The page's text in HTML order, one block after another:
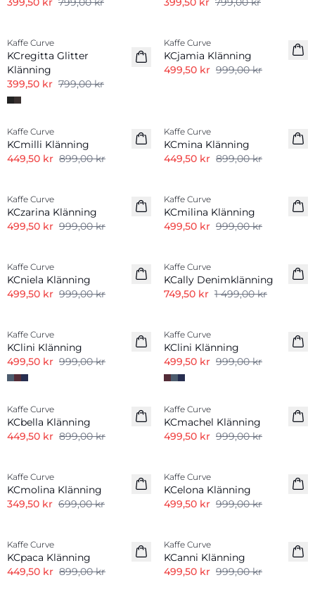
Kaffe Curve
KCregitta Glitter
Klänning
399,50 kr 799,00 kr
Kaffe Curve
KCjamia Klänning
499,50 kr 999,00 kr
-50%
Kaffe Curve
KCmilli Klänning
449,50 kr 899,00 kr
Kaffe Curve
KCmina Klänning
449,50 kr 899,00 kr
Kaffe Curve
KCzarina Klänning
499,50 kr 999,00 kr
Kaffe Curve
KCmilina Klänning
499,50 kr 999,00 kr
Kaffe Curve
KCniela Klänning
499,50 kr 999,00 kr
Kaffe Curve
KCally Denimklänning
749,50 kr 1 499,00 kr
Kaffe Curve
KClini Klänning
499,50 kr 999,00 kr
Kaffe Curve
KClini Klänning
499,50 kr 999,00 kr
-50%
Kaffe Curve
KCbella Klänning
449,50 kr 899,00 kr
-50%
Kaffe Curve
KCmachel Klänning
499,50 kr 999,00 kr
Kaffe Curve
KCmolina Klänning
349,50 kr 699,00 kr
Kaffe Curve
KCelona Klänning
499,50 kr 999,00 kr
Kaffe Curve
KCpaca Klänning
449,50 kr 899,00 kr
Kaffe Curve
KCanni Klänning
499,50 kr 999,00 kr